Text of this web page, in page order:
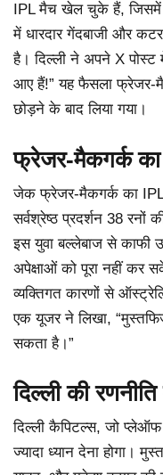
IPL मैच खेल चुके हैं, जिसमें
में धारदार गेंदबाजी और
है। दिल्ली ने अपने X पोस्ट
आए हैं!” यह फैसला फ्रेजर-
छोड़ने के बाद लिया गया।
फ्रेजर-मैकगर्क का
जेक फ्रेजर-मैकगर्क का IPL
सर्वश्रेष्ठ प्रदर्शन 38 रनों
इस युवा बल्लेबाज से काफी
अपेक्षाओं को पूरा नहीं कर
व्यक्तिगत कारणों से
एक यूजर ने लिखा,
सकता है।”
दिल्ली की
दिल्ली कैपिटल्स, जो
ज्यादा ध्यान देना होगा।